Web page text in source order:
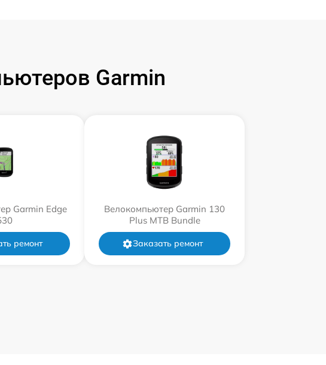
Garmin
Garmin Edge
ремонт
Велокомпьютер Garmin 130
Plus MTB Bundle
Заказать ремонт